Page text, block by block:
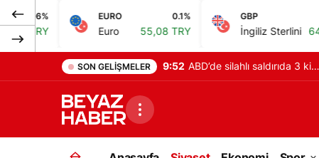
EURO 0.1%
Euro 55,08 TRY
GBP
İngiliz Sterlini 64,20 TRY
SON GELIŞMELER 9:52 ABD’de silahlı saldırıda 3 kişi